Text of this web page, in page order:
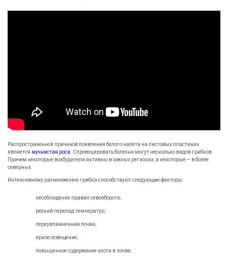
Распространенной причиной появления белого налета на листовых пластинах
является мучнистая роса . Спровоцировать болезни могут несколько видов грибков.
Причем некоторые возбудители активны в южных регионах, а некоторые – в более
северных.
Интенсивному размножению грибка способствуют следующие факторы:
несоблюдение правил севооборота;
резкий перепад температур;
переувлажненная почва;
яркое освещение;
повышенное содержание азота в почве;